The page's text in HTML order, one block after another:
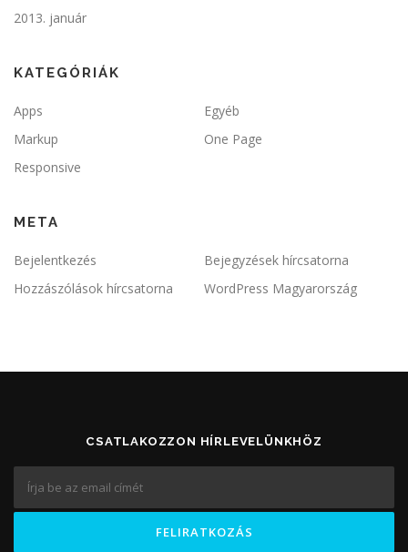
2013. január
KATEGÓRIÁK
Apps
Egyéb
Markup
One Page
Responsive
META
Bejelentkezés
Bejegyzések hírcsatorna
Hozzászólások hírcsatorna
WordPress Magyarország
CSATLAKOZZON HÍRLEVELÜNKHÖZ